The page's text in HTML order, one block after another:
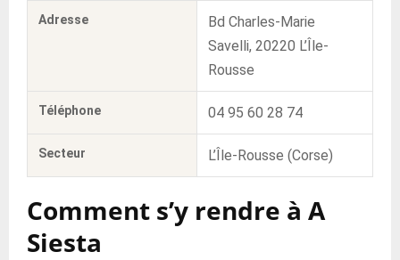
Adresse
Bd Charles-Marie
Savelli, 20220 L’Île-
Rousse
Téléphone 04 95 60 28 74
Secteur L’Île-Rousse (Corse)
Comment s’y rendre à A
Siesta